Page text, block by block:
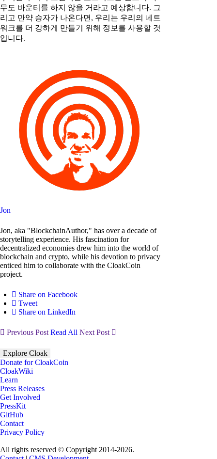
무도 바운티를 하지 않을 거라고 예상합니다. 그
리고 만약 승자가 나온다면, 우리는 우리의 네트
워크를 더 강하게 만들기 위해 정보를 사용할 것
입니다.
Jon
Jon, aka "BlockchainAuthor," has over a decade of
storytelling experience. His fascination for
decentralized economies drew him into the world of
blockchain and crypto, while his devotion to privacy
enticed him to collaborate with the CloakCoin
project.
Share on Facebook
Tweet
Share on LinkedIn
Previous Post Read All Next Post
Explore Cloak
Donate for CloakCoin
CloakWiki
Learn
Press Releases
Get Involved
PressKit
GitHub
Contact
Privacy Policy
All rights reserved © Copyright 2014-2026.